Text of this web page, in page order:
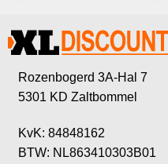
Rozenbogerd 3A-Hal 7
5301 KD Zaltbommel
KvK: 84848162
BTW: NL863410303B01